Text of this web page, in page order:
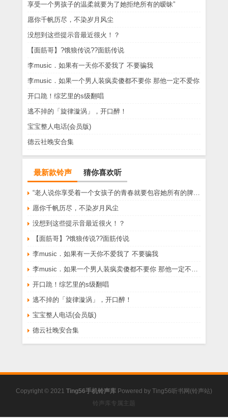
享受一个男孩子的温柔就要为了她拒绝所有的暧昧”
愿你千帆历尽，不染岁月风尘
没想到这些提示音最近很火！？
【面筋哥】?饿狼传说??面筋传说
李music．如果有一天你不爱我了 不要骗我
李music．如果一个男人装疯卖傻都不要你 那他一定不爱你
开口跪！综艺里的s级翻唱
逃不掉的「旋律漩涡」，开口醉！
宝宝整人电话(会员版)
德云社晚安合集
最新款铃声 猜你喜欢听
愿你千帆历尽，不染岁月风尘
没想到这些提示音最近很火！？
【面筋哥】?饿狼传说??面筋传说
李music．如果有一天你不爱我了 不要骗我
开口跪！综艺里的s级翻唱
逃不掉的「旋律漩涡」，开口醉！
宝宝整人电话(会员版)
德云社晚安合集
Copyright © 2021 Ting56手机铃声库 Powered by Ting56听书网(铃声站)
铃声库专属主题